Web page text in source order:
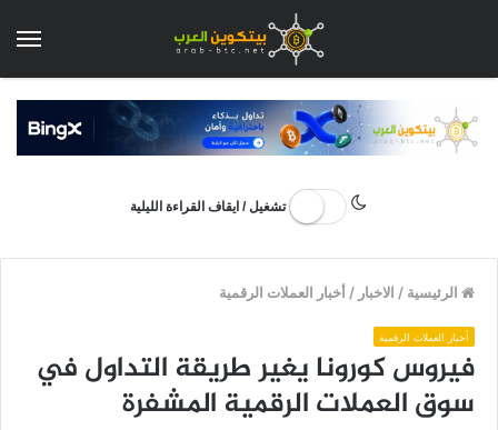
تشغيل / ايقاف القراءة الليلية
الرئيسية / الاخبار /أخبار العملات الرقمية
أخبار العملات الرقمية
فيروس كورونا يغير طريقة التداول في
سوق العملات الرقمية المشفرة